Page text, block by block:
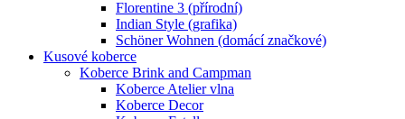
Florentine 3 (přírodní)
Indian Style (grafika)
Schöner Wohnen (domácí značkové)
Kusové koberce
Koberce Brink and Campman
Koberce Atelier vlna
Koberce Decor